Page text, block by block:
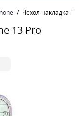
Чехол накладка
13 Pro